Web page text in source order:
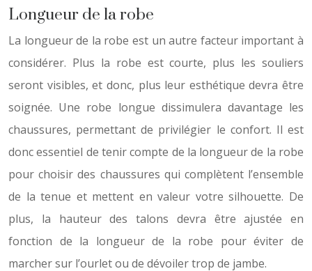
Longueur de la robe
La longueur de la robe est un autre facteur important à
considérer. Plus la robe est courte, plus les souliers
seront visibles, et donc, plus leur esthétique devra être
soignée. Une robe longue dissimulera davantage les
chaussures, permettant de privilégier le confort. Il est
donc essentiel de tenir compte de la longueur de la robe
pour choisir des chaussures qui complètent l’ensemble
de la tenue et mettent en valeur votre silhouette. De
plus, la hauteur des talons devra être ajustée en
fonction de la longueur de la robe pour éviter de
marcher sur l’ourlet ou de dévoiler trop de jambe.